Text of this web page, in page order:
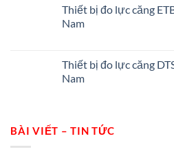
Thiết bị đo lực căng
Nam
Thiết bị đo lực căng
Nam
BÀI VIẾT – TIN TỨC